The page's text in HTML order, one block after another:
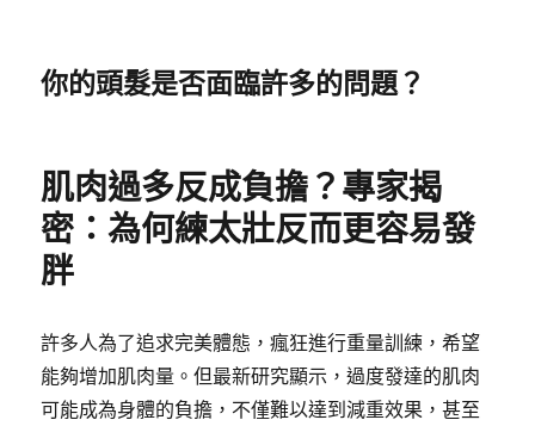
你的頭髮是否面臨許多的問題？
肌肉過多反成負擔？專家揭
密：為何練太壯反而更容易發
胖
許多人為了追求完美體態，瘋狂進行重量訓練，希望
能夠增加肌肉量。但最新研究顯示，過度發達的肌肉
可能成為身體的負擔，不僅難以達到減重效果，甚至